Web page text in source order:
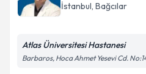
Kişisel verilerimin
Metni'ni okudum ve
İstanbul, Bağcılar
Atlas Üniversitesi Hastanesi
Barbaros, Hoca Ahmet Yesevi Cd.